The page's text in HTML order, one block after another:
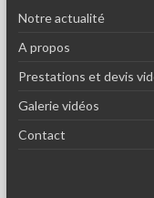
Notre actualité
A propos
Prestations et devis
Galerie vidéos
Contact